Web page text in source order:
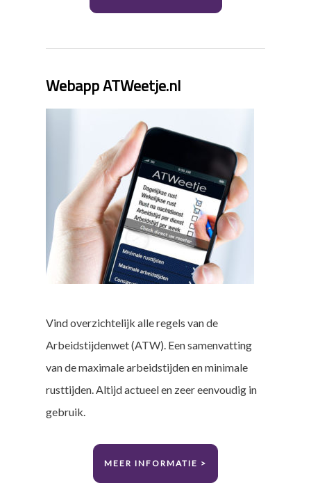
Webapp ATWeetje.nl
Vind overzichtelijk alle regels van de
Arbeidstijdenwet (ATW). Een samenvatting
van de maximale arbeidstijden en minimale
rusttijden. Altijd actueel en zeer eenvoudig in
gebruik.
MEER INFORMATIE >